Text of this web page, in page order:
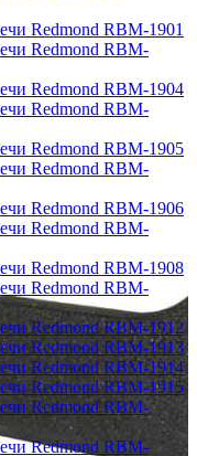
Redmond RBM-1901
Redmond RBM-
Redmond RBM-1904
Redmond RBM-
Redmond RBM-1905
Redmond RBM-
Redmond RBM-1906
Redmond RBM-
Redmond RBM-1908
Redmond RBM-
Redmond RBM-1912
Redmond RBM-1913
Redmond RBM-1914
Redmond RBM-1915
Redmond RBM-
Redmond RBM-